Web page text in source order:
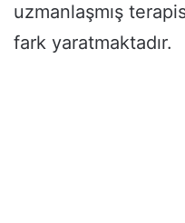
uzmanlaşmış
fark yaratmaktadır.